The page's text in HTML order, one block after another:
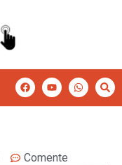
Comente